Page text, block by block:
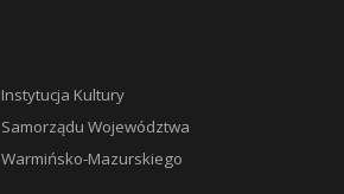
Instytucja Kultury
Samorządu Województwa
Warmińsko-Mazurskiego